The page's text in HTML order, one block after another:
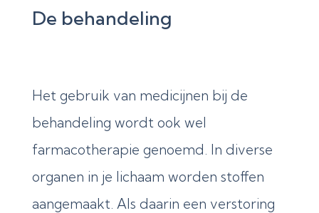
De behandeling
Het gebruik van medicijnen bij de
behandeling wordt ook wel
farmacotherapie genoemd. In diverse
organen in je lichaam worden stoffen
aangemaakt. Als daarin een verstoring